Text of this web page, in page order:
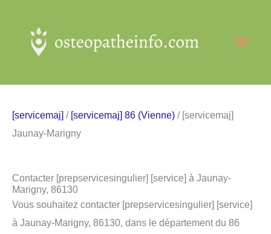
contenu
[servicemaj] / [servicemaj] 86 (Vienne) / [servicemaj]
Jaunay-Marigny
Contacter [prepservicesingulier] [service] à Jaunay-
Marigny, 86130
Vous souhaitez contacter [prepservicesingulier] [service]
à Jaunay-Marigny, 86130, dans le département du 86